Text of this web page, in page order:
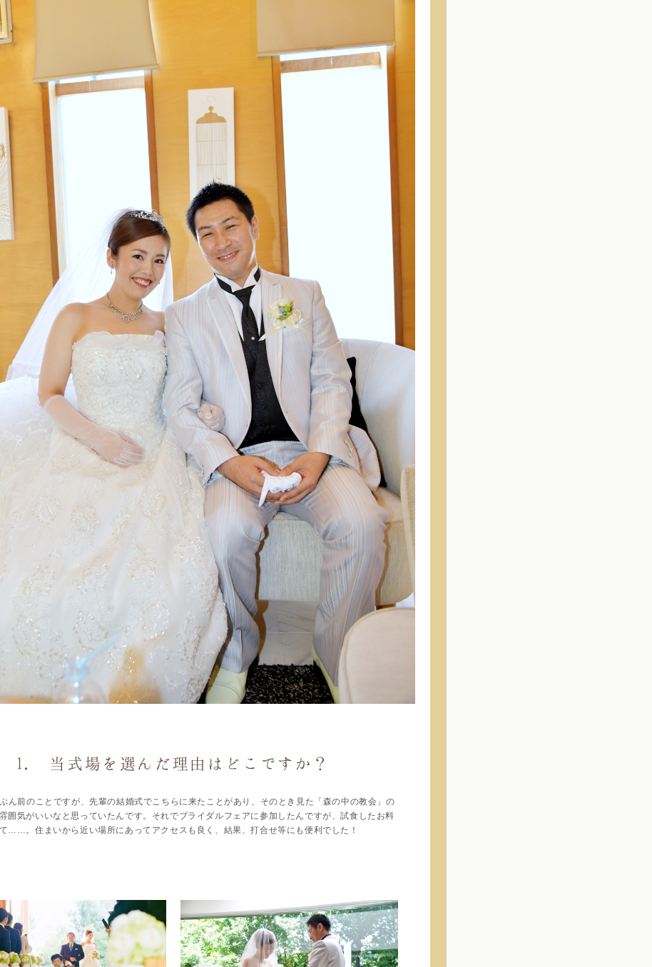
1. 当式場を選んだ理由はどこですか？
ん前のことですが、先輩の結婚式でこちらに来たことがあり、そのとき見た「森の中の教会」の
囲気がいいなと思っていたんです。それでブライダルフェアに参加したんですが、試食したお料
……。住まいから近い場所にあってアクセスも良く、結果、打合せ等にも便利でした！